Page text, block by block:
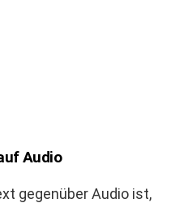
Audio
gegenüber Audio ist,